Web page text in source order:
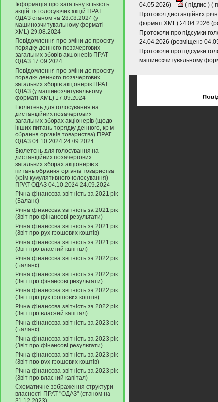
Інформація про загальну кількість
акцій та голосуючих акцій ПРАТ
ОДАЗ станом на 28.08.2024 (у
машинозчитувальному форматі
XML) 29.08.2024
Повідомлення про зміни до проєкту
порядку денного позачергових
загальних зборів акціонерів ПРАТ
ОДАЗ 17.09.2024
Повідомлення про зміни до проєкту
порядку денного позачергових
загальних зборів акціонерів ПРАТ
ОДАЗ (у машинозчитувальному
форматі XML) 17.09.2024
Бюлетень для голосування на
дистанційних позачергових
загальних зборах акціонерів (щодо
інших питань порядку денного, крім
обрання органів товариства) ПРАТ
ОДАЗ 04.10.2024 24.09.2024
Бюлетень для голосування на
дистанційних позачергових
загальних зборах акціонерів з
питань обрання органів товариства
(крім кумулятивного голосування)
ПРАТ ОДАЗ 04.10.2024 24.09.2024
Річна фінансова звітність за 2021 рік
(Баланс)
Річна фінансова звітність за 2021 рік
(Звіт про фінансові результати)
Річна фінансова звітність за 2021 рік
(Звіт про рух грошових коштів)
Річна фінансова звітність за 2021 рік
(Звіт про власний капітал)
Річна фінансова звітність за 2022 рік
(Баланс)
Річна фінансова звітність за 2022 рік
(Звіт про фінансові результати)
Річна фінансова звітність за 2022 рік
(Звіт про рух грошових коштів)
Річна фінансова звітність за 2022 рік
(Звіт про власний капітал)
Річна фінансова звітність за 2023 рік
(Баланс)
Річна фінансова звітність за 2023 рік
(Звіт про фінансові результати)
Річна фінансова звітність за 2023 рік
(Звіт про рух грошових коштів)
Річна фінансова звітність за 2023 рік
(Звіт про власний капітал)
Схематичне зображення структури
власності ПРАТ "ОДАЗ" (станом на
31.12.2023)
04.05.2026)
( підпис ) (
Протокол дистанційних
форматі XML) 24.04.2026
Протоколи про підсумки
24.04.2026 (розміщено
Протоколи про підсумки
машинозчитувальному